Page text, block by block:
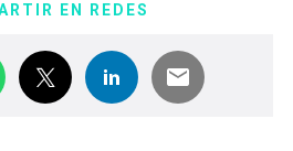
EN REDES